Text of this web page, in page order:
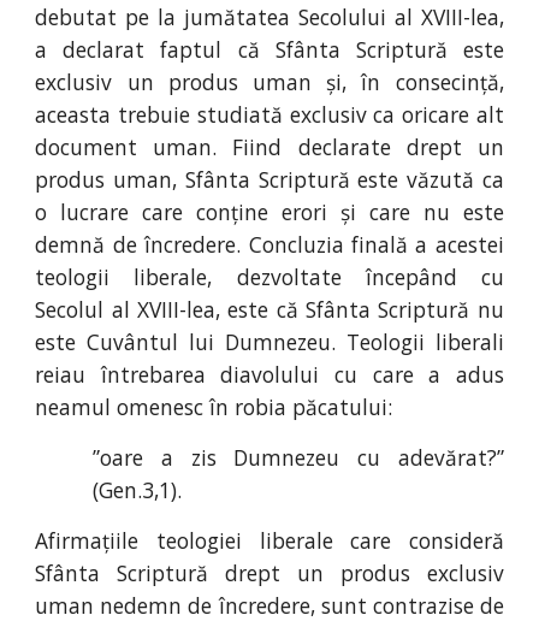
debutat pe la jumătatea Secolului al XVIII-lea,
a declarat faptul că Sfânta Scriptură este
exclusiv un produs uman și, în consecință,
aceasta trebuie studiată exclusiv ca oricare alt
document uman. Fiind declarate drept un
produs uman, Sfânta Scriptură este văzută ca
o lucrare care conține erori și care nu este
demnă de încredere. Concluzia finală a acestei
teologii liberale, dezvoltate începând cu
Secolul al XVIII-lea, este că Sfânta Scriptură nu
este Cuvântul lui Dumnezeu. Teologii liberali
reiau întrebarea diavolului cu care a adus
neamul omenesc în robia păcatului:
”oare a zis Dumnezeu cu adevărat?”
(Gen.3,1).
Afirmațiile teologiei liberale care consideră
Sfânta Scriptură drept un produs exclusiv
uman nedemn de încredere, sunt contrazise de